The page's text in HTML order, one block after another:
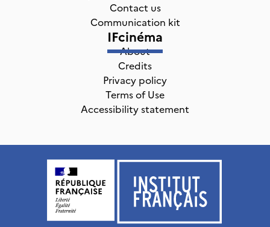
Contact us
Communication kit
IFcinéma
About
Credits
Privacy policy
Terms of Use
Accessibility statement